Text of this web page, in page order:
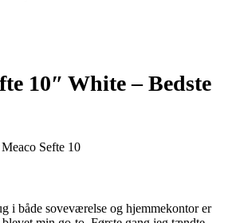
10″ White –Bedste
i både soveværelse og hjemmekontor er